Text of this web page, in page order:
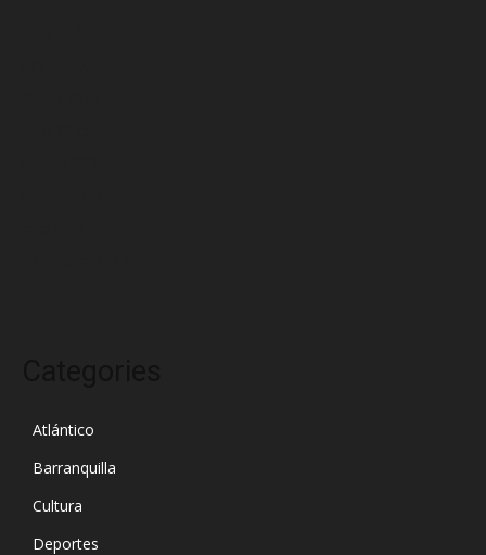
Atlántico
Barranquilla
Cultura
Deportes